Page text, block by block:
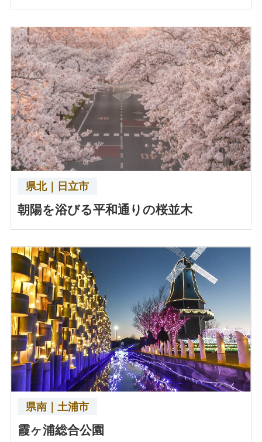
県北｜日立市
朝陽を浴びる平和通りの桜並木
県南｜土浦市
霞ヶ浦総合公園